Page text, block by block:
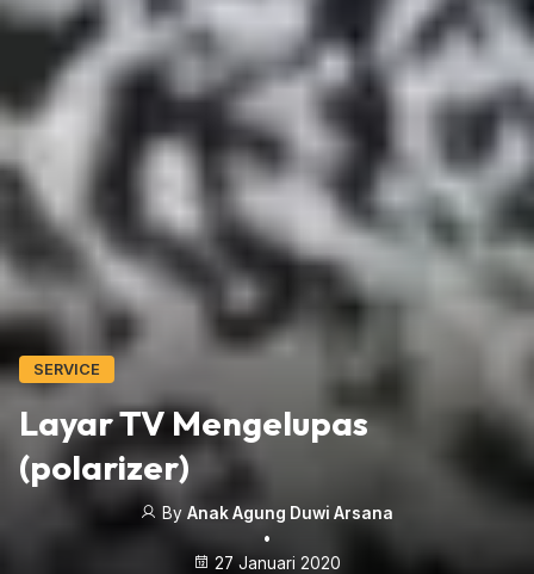
SERVICE
Layar TV Mengelupas
(polarizer)
By Anak Agung Duwi Arsana
•
27 Januari 2020